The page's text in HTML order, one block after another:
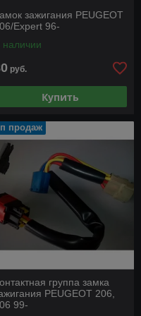
зажигания PEUGEOT
Expert 96-
наличии
руб.
Купить
продаж
группа замка
РEUGEOT 206,
99-